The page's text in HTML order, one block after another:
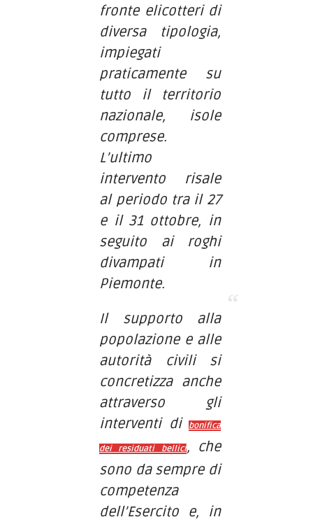
fronte elicotteri di
diversa tipologia,
impiegati
praticamente su
tutto il territorio
nazionale, isole
comprese.
L’ultimo
intervento risale
al periodo tra il 27
e il 31 ottobre, in
seguito ai roghi
divampati in
Piemonte.
Il supporto alla
popolazione e alle
autorità civili si
concretizza anche
attraverso gli
interventi di bonifica
dei residuati bellici, che
sono da sempre di
competenza
dell’Esercito e, in